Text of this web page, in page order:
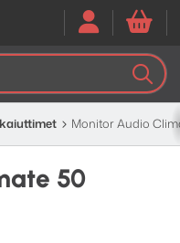
Monitor Audio
50